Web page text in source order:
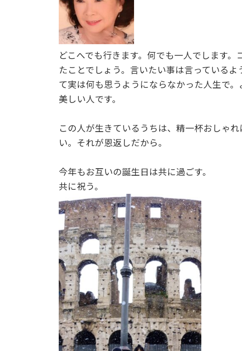
どこへでも行きます。何でも一人でします
たことでしょう。言いたい事は言っている
て実は何も思うようにならなかった人生で。
美しい人です。
この人が生きているうちは、精一杯おしゃ
い。それが恩返しだから。
今年もお互いの誕生日は共に過ごす。
共に祝う。